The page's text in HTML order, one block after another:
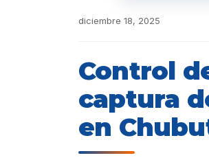
diciembre 18, 2025
Control
captura
en